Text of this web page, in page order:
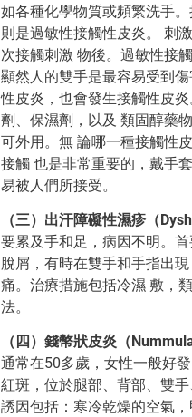
如各種化學物質或頻繁洗手
則是過敏性接觸性皮炎。 刺
次接觸刺激 物後。過敏性接
顯然人的雙手是最容易受到
性皮炎，也會發生接觸性皮
劑、保濕劑，以及 類固醇藥
可外用。無 論哪一種接觸性
接觸 也是非常重要的，戴手
易被人們所接受。
（三）出汗障礙性濕疹（
要累及手和足，病因不明。
脫屑，有時在雙手和手指出
痛。治療措施包括冷濕 敷，
法。
（四）錢幣狀皮炎（
通常在50多歲，女性一般好
紅斑，位於腿部、背部、雙
誘因包括：寒冷乾燥的空氣